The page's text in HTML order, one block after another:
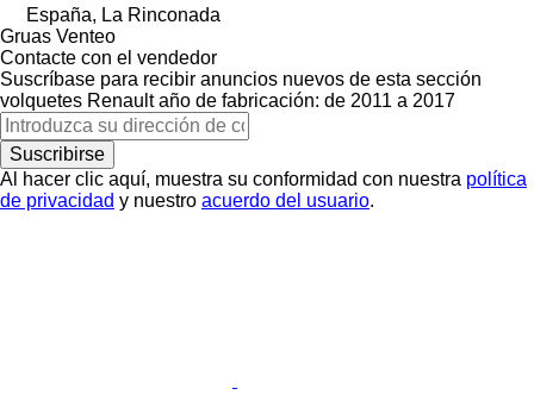
España, La Rinconada
Gruas Venteo
Contacte con el vendedor
Suscríbase para recibir anuncios nuevos de esta sección
volquetes Renault año de fabricación: de 2011 a 2017
Suscribirse
Al hacer clic aquí, muestra su conformidad con nuestra política
de privacidad y nuestro acuerdo del usuario.